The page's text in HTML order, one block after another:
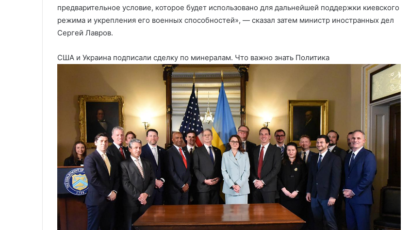
предварительное условие, которое будет использовано для дальнейшей поддержки киевского
режима и укрепления его военных способностей», — сказал затем министр иностранных дел
Сергей Лавров.
США и Украина подписали сделку по минералам. Что важно знать Политика